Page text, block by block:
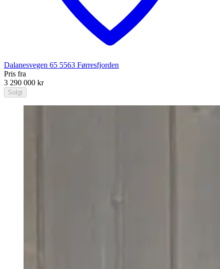
Dalanesvegen 65 5563 Førresfjorden
Pris fra
3 290 000 kr
Solgt